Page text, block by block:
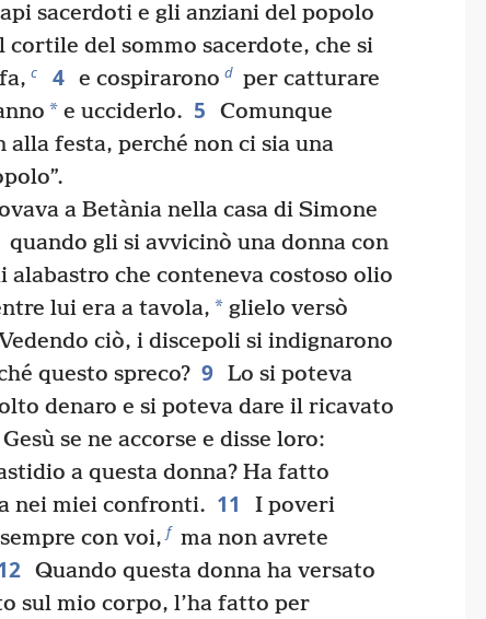
sacerdoti e gli anziani del popolo
del sommo sacerdote, che si
c 4 e cospirarono d per catturare
* e ucciderlo. 5
Comunque
alla festa, perché non ci sia una
a Betània nella casa di Simone
quando gli si avvicinò una donna con
alabastro che conteneva costoso olio
lui era a tavola, * glielo versò
ciò, i discepoli si indignarono
questo spreco? 9 Lo si poteva
denaro e si poteva dare il ricavato
Gesù se ne accorse e disse loro:
a questa donna? Ha fatto
nei miei confronti. 11
I poveri
con voi, f ma non avrete
Quando questa donna ha versato
sul mio corpo, l’ha fatto per